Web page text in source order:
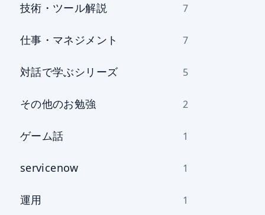
技術・ツール解説 7
仕事・マネジメント 7
対話で学ぶシリーズ 5
その他のお勉強 2
ゲーム話 1
servicenow 1
運用 1